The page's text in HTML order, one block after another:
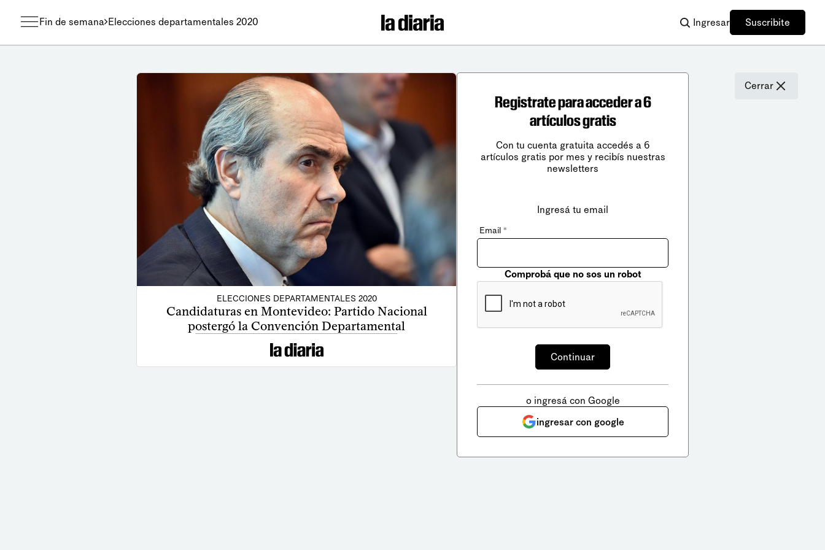
Fin de semana Elecciones departamentales 2020 Ingresar Suscribite
ELECCIONES DEPARTAMENTALES 2020
Candidaturas en Montevideo: Partido Nacional
postergó la Convención Departamental
Cerrar
Registrate para acceder a 6
artículos gratis
Con tu cuenta gratuita accedés a 6
artículos gratis por mes y recibís nuestras
newsletters
Ingresá tu email
Email *
Comprobá que no sos un robot
o ingresá con Google
ingresar con google